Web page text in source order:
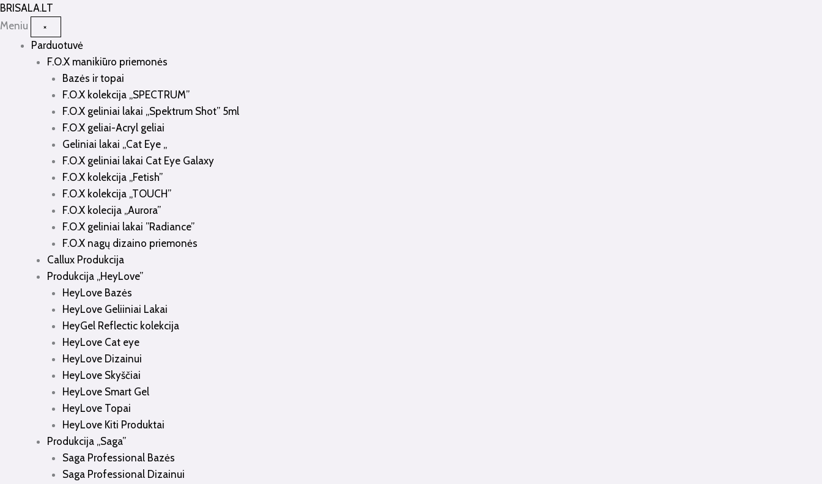
BRISALA.LT
Meniu
×
Parduotuvė
F.O.X manikiūro priemonės
Bazės ir topai
F.O.X kolekcija „SPECTRUM”
F.O.X geliniai lakai „Spektrum Shot” 5ml
F.O.X geliai-Acryl geliai
Geliniai lakai „Cat Eye „
F.O.X geliniai lakai Cat Eye Galaxy
F.O.X kolekcija „Fetish”
F.O.X kolekcija „TOUCH”
F.O.X kolecija „Aurora”
F.O.X geliniai lakai ”Radiance”
F.O.X nagų dizaino priemonės
Callux Produkcija
Produkcija „HeyLove”
HeyLove Bazės
HeyLove Geliiniai Lakai
HeyGel Reflectic kolekcija
HeyLove Cat eye
HeyLove Dizainui
HeyLove Skyščiai
HeyLove Smart Gel
HeyLove Topai
HeyLove Kiti Produktai
Produkcija „Saga”
Saga Professional Bazės
Saga Professional Dizainui
Pereiti
prie